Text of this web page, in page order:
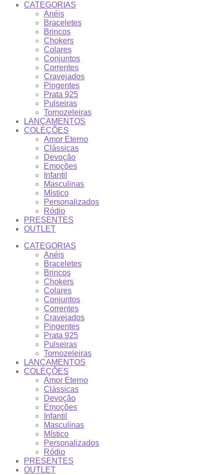
CATEGORIAS
Anéis
Braceletes
Brincos
Chokers
Colares
Conjuntos
Correntes
Cravejados
Pingentes
Prata 925
Pulseiras
Tornozeleiras
LANÇAMENTOS
COLEÇÕES
Amor Eterno
Clássicas
Devoção
Emoções
Infantil
Masculinas
Místico
Personalizados
Ródio
PRESENTES
OUTLET
CATEGORIAS
Anéis
Braceletes
Brincos
Chokers
Colares
Conjuntos
Correntes
Cravejados
Pingentes
Prata 925
Pulseiras
Tornozeleiras
LANÇAMENTOS
COLEÇÕES
Amor Eterno
Clássicas
Devoção
Emoções
Infantil
Masculinas
Místico
Personalizados
Ródio
PRESENTES
OUTLET